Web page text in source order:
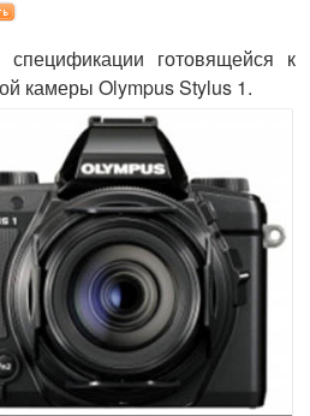
готовящейся к
камеры Olympus Stylus 1.